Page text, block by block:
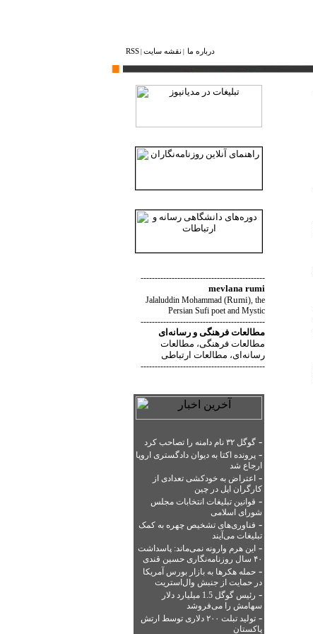
درباره ما نقشه ‌سایت RSS
--------------------------------------------
mevlana rumi
Jalaluddin Mohammad(Rumi), the
Persian Sufi poet and Mystic
--------------------------------------------
مطالعات فرهنگیورسانه‌ای
مطالعات فرهنگی، مطالعات
رسانه‌ای، مطالعات ارتباطی
--------------------------------------------
-گوگل ۳۲ نام دامنه را تصاحب کرد
-پرونده اکتا به دیوان دادگستری اروپا
ارجاع شد
- اعتراض به خودکشی تعدادی از
کارگران اپل در چین
- قوانین تبلیغات انتخابات مجلس
شورای اسلامی
- فناوری‌های تشخیص چهره به کمک
تبلیغات می‌آیند
-این هرم وارونه نمی‌ماند: پاسداشت
۴۰ سال روزنامه‌نگاری حسین قندی
-حمله هکرها به بازار بورس آمریکا
در حمایت از جنبش وال‌استریت
-
رئیس گوگل 1.5 میلیارد دلار
سهامش را می‌فروشد
-
تولید تبلت ۲۰۰ دلاری توسط ارتش
پاکستان